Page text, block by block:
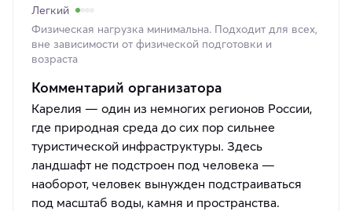
Легкий
Физическая нагрузка минимальна. Подходит для всех,
вне зависимости от физической подготовки и
возраста
Комментарий организатора
Карелия — один из немногих регионов России,
где природная среда до сих пор сильнее
туристической инфраструктуры. Здесь
ландшафт не подстроен под человека —
наоборот, человек вынужден подстраиваться
под масштаб воды, камня и пространства.